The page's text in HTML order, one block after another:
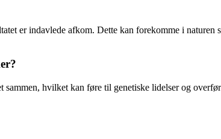
er indavlede afkom. Dette kan forekomme i naturen
sammen, hvilket kan føre til genetiske lidelser og